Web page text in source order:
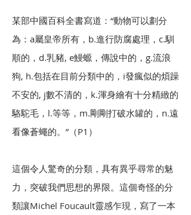
某部中國百科全書寫道：“動物可以劃分
為：a屬皇帝所有，b.進行防腐處理，c.馴
順的，d.乳豬, e鰻螈，傳說中的，g.流浪
狗, h.包括在目前分類中的，i發瘋似的煩躁
不安的, j數不清的，k.渾身繪有十分精緻的
駱駝毛，l.等等，m.剛剛打破水罐的，n.遠
看像蒼蠅的。”（P1）
這個令人驚奇的分類，具有異乎尋常的魅
力，突破我們思想的界限。這個奇怪的分
類讓Michel Foucault靈感乍現，寫了一本